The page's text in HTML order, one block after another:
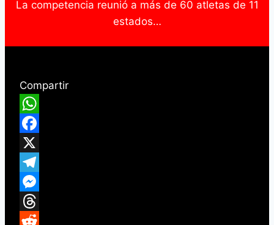
La competencia reunió a más de 60 atletas de 11
estados…
Compartir
WhatsApp
Facebook
X
Telegram
Messenger
Threads